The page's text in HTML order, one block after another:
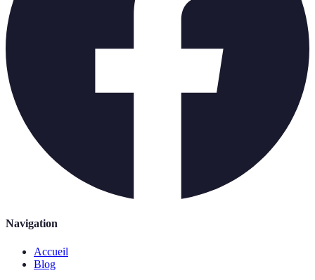
Navigation
Accueil
Blog